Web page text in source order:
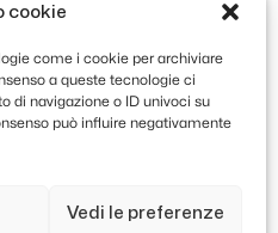
cookie
come i cookie per archiviare
a queste tecnologie ci
di navigazione o ID univoci su
può influire negativamente
Vedi le preferenze